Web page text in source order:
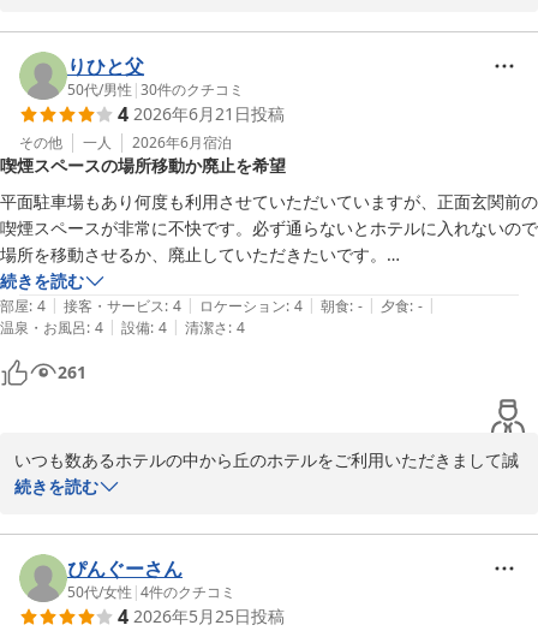
お客様からは、たくさんのお褒めの言葉を頂戴し、スタッフ一同、
大変嬉しく光栄に思っております。誠にありがとうございます。
浴場やお部屋につきましても快適にご利用をいただけたとのことで
大変安心いたしました。
また、お忘れ物の件では、無事にお手元へお届けすることができた
ようで何よりでございます。
少しでもお力になれましたこと、スタッフ一同嬉しい限りです。
これからも快適にお過ごしいただけますよう、今後も良いサービス
のご提供に努めてまいります。
また仙台へお越しの際は、ぜひ丘のホテルへ足をお運びくださいま
すようお願い申し上げます。
丘のホテル
2026-06-23
りひと父
50代/男性 |30件のクチコミ
4 2026年6月21日投稿
その他 一人 2026年6月宿泊
喫煙スペースの場所移動か廃止を希望
平面駐車場もあり何度も利用させていただいていますが、正面玄関前の
喫煙スペースが非常に不快です。必ず通らないとホテルに入れないので
場所を移動させるか、廃止していただきたいです。
今回は自動ドア脇の勝手口を開けていたので、ホテル内にタバコの煙が
流入していました。
続きを読む
部屋: 4 | 接客・サービス: 4 | ロケーション: 4 | 朝食: - | 夕食: - |
温泉・お風呂: 4 | 設備: 4 | 清潔さ: 4
261
いつも数あるホテルの中から丘のホテルをご利用いただきまして誠
にありがとうございます。またお忙しい中、貴重なご意見をお寄せ
禁煙スペースや館内への臭いが流入した件につきましては、大変ご
不快な思いをお掛けしましたこと心よりお詫び申し上げます。
お客様からいただきましたご意見を真摯に受け止め、今後もより快
続きを読む
ぴんぐーさん
50代/女性 |4件のクチコミ
4 2026年5月25日投稿